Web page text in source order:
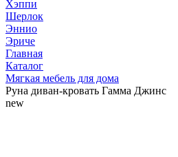
Хэппи
Шерлок
Эннио
Эриче
Главная
Каталог
Мягкая мебель для дома
Руна диван-кровать Гамма Джинс
new